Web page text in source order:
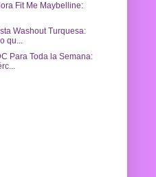
Fit Me Maybelline:
Washout Turquesa:
qu...
Para Toda la Semana: